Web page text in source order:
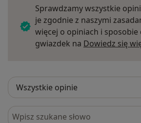
Sprawdzamy wszystkie
je zgodnie z naszymi
więcej o opiniach i sposobie
gwiazdek na Dowiedz się
Szukaj w opiniach